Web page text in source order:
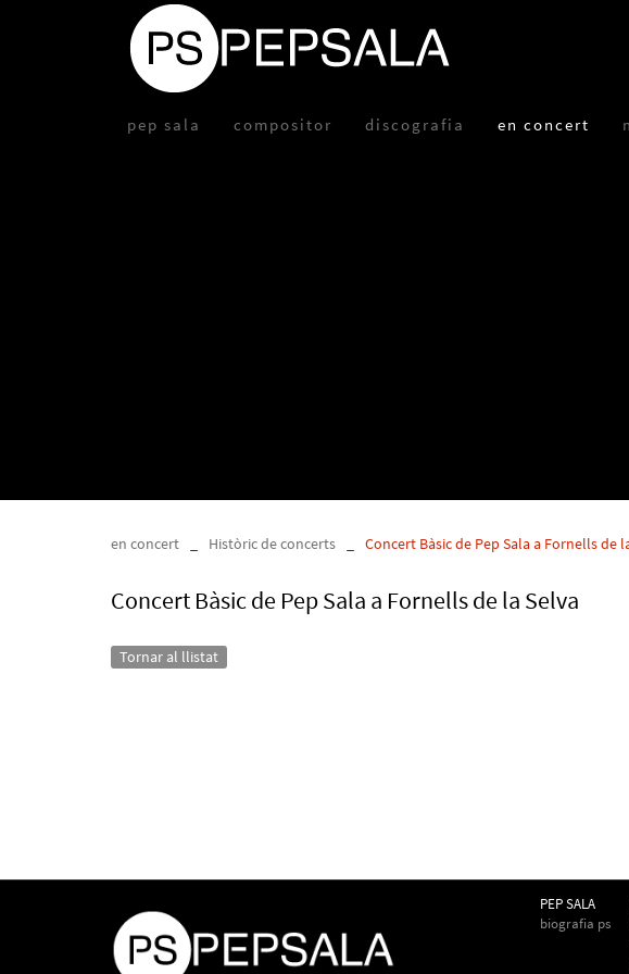
pep sala compositor discografia en concert
en concert Històric de concerts Concert Bàsic de Pep Sala a Fornells de
Concert Bàsic de Pep Sala a Fornells de la Selva
Tornar al llistat
PEP SALA
biografia ps